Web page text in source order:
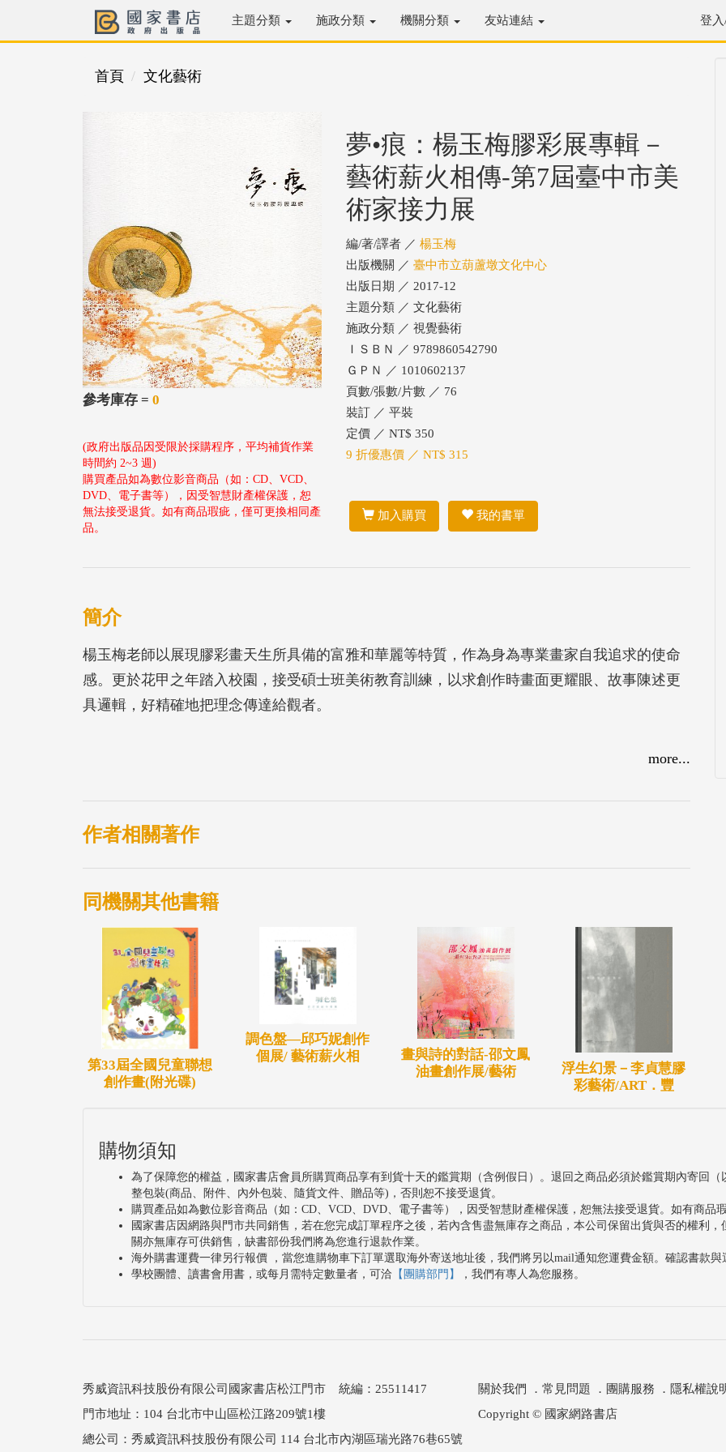
主題分類 施政分類 機關分類 友站連結 登
首頁 文化藝術
參考庫存 = 0
(政府出版品因受限於採購程序，平均補貨作業
時間約 2~3 週)
購買產品如為數位影音商品（如：CD、VCD、
DVD、電子書等），因受智慧財產權保護，恕
無法接受退貨。如有商品瑕疵，僅可更換相同產
品。
夢•痕：楊玉梅膠彩展專輯－
藝術薪火相傳-第7屆臺中市美
術家接力展
編/著/譯者 ／ 楊玉梅
出版機關 ／ 臺中市立葫蘆墩文化中心
出版日期 ／ 2017-12
主題分類 ／ 文化藝術
施政分類 ／ 視覺藝術
ＩＳＢＮ ／ 9789860542790
ＧＰＮ ／ 1010602137
頁數/張數/片數 ／ 76
裝訂 ／ 平裝
定價 ／ NT$ 350
9 折優惠價 ／ NT$ 315
加入購買 我的書單
簡介
楊玉梅老師以展現膠彩畫天生所具備的富雅和華麗等特質，作為身為專業畫家自我追求的使命
感。更於花甲之年踏入校園，接受碩士班美術教育訓練，以求創作時畫面更耀眼、故事陳述更
具邏輯，好精確地把理念傳達給觀者。
more...
作者相關著作
同機關其他書籍
第33屆全國兒童聯想
創作畫(附光碟)
調色盤—邱巧妮創作
個展/ 藝術薪火相
畫與詩的對話-邵文鳳
油畫創作展/藝術
浮生幻景－李貞慧膠
彩藝術/ART．豐
購物須知
為了保障您的權益，國家書店會員所購買商品享有到貨十天的鑑賞期（含例假日）。退回之商品必須於鑑賞期內寄回
整包裝(商品、附件、內外包裝、隨貨文件、贈品等)，否則恕不接受退貨。
購買產品如為數位影音商品（如：CD、VCD、DVD、電子書等），因受智慧財產權保護，恕無法接受退貨。如有商品
國家書店因網路與門市共同銷售，若在您完成訂單程序之後，若內含售盡無庫存之商品，本公司保留出貨與否的權利
關亦無庫存可供銷售，缺書部份我們將為您進行退款作業。
海外購書運費一律另行報價 ，當您進購物車下訂單選取海外寄送地址後，我們將另以mail通知您運費金額。確認書款
學校團體、讀書會用書，或每月需特定數量者，可洽 【團購部門】 ，我們有專人為您服務。
秀威資訊科技股份有限公司國家書店松江門市 統編：25511417
門市地址：104 台北市中山區松江路209號1樓
關於我們 ． 常見問題 ． 團購服務 ． 隱私權說
Copyright © 國家網路書店
總公司：秀威資訊科技股份有限公司 114 台北市內湖區瑞光路76巷65號